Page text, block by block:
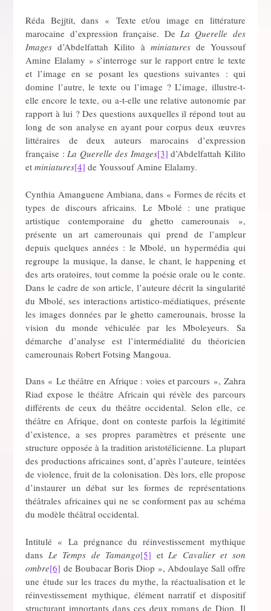
Réda Bejjtit, dans « Texte et/ou image en littérature
marocaine d’expression française. De La Querelle des
Images d’Abdelfattah Kilito à miniaturesde Youssouf
Amine Elalamy » s’interroge sur le rapport entre le texte
et l’image en se posant les questions suivantes : qui
domine l’autre, le texte ou l’image ? L’image, illustre-t-
elle encore le texte, ou a-t-elle une relative autonomie par
rapport à lui ? Des questions auxquelles il répond tout au
long de son analyse en ayant pour corpus deux œuvres
littéraires de deux auteurs marocains d’expression
française :La Querelle des Images[3] d’Abdelfattah Kilito
etminiatures[4] de Youssouf Amine Elalamy.
Cynthia Amanguene Ambiana, dans « Formes de récits et
types de discours africains. Le Mbolé : une pratique
artistique contemporaine du ghetto camerounais »,
présente un art camerounais qui prend de l’ampleur
depuis quelques années : le Mbolé, un hypermédia qui
regroupe la musique, la danse, le chant, le happening et
des arts oratoires, tout comme la poésie orale ou le conte.
Dans le cadre de son article, l’auteure décrit la singularité
du Mbolé, ses interactions artistico-médiatiques, présente
les images données par le ghetto camerounais, brosse la
vision du monde véhiculée par les Mboleyeurs. Sa
démarche d’analyse est l’intermédialité du théoricien
camerounais Robert Fotsing Mangoua.
Dans « Le théâtre en Afrique : voies et parcours », Zahra
Riad expose le théâtre Africain qui révèle des parcours
différents de ceux du théâtre occidental. Selon elle, ce
théâtre en Afrique, dont on conteste parfois la légitimité
d’existence, a ses propres paramètres et présente une
structure opposée à la tradition aristotélicienne. La plupart
des productions africaines sont, d’après l’auteure, teintées
de violence, fruit de la colonisation. Dès lors, elle propose
d’instaurer un débat sur les formes de représentations
théâtrales africaines qui ne se conforment pas au schéma
du modèle théâtral occidental.
Intitulé « La prégnance du réinvestissement mythique
dans Le Temps de Tamango[5] et Le Cavalier et son
ombre[6] de Boubacar Boris Diop », Abdoulaye Sall offre
une étude sur les traces du mythe, la réactualisation et le
réinvestissement mythique, élément narratif et dispositif
structurant importants dans ces deux romans de Diop. Il